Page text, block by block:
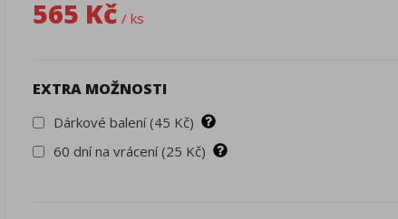
565 Kč / ks
EXTRA MOŽNOSTI
Dárkové balení (45 Kč)
60 dní na vrácení (25 Kč)